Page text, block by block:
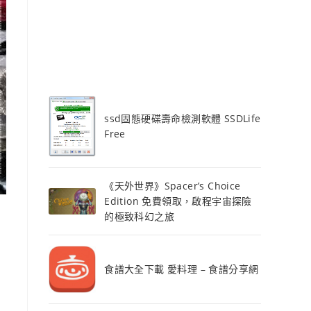
ssd固態硬碟壽命檢測軟體 SSDLife
Free
《天外世界》Spacer’s Choice
Edition 免費領取，啟程宇宙探險
的極致科幻之旅
食譜大全下載 愛料理 – 食譜分享網